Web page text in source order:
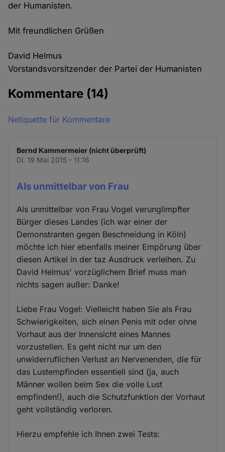
der Humanisten.
Mit freundlichen Grüßen
David Helmus
Vorstandsvorsitzender der Partei der Humanisten
Kommentare (14)
Netiquette für Kommentare
Bernd Kammermeier (nicht überprüft)
Di. 19 Mai 2015 - 11:16
Als unmittelbar von Frau
Als unmittelbar von Frau Vogel verunglimpfter
Bürger dieses Landes (ich war einer der
Demonstranten gegen Beschneidung in Köln)
möchte ich hier ebenfalls meiner Empörung über
diesen Artikel in der taz Ausdruck verleihen. Zu
David Helmus' vorzüglichem Brief muss man
nichts sagen außer: Danke!
Liebe Frau Vogel: Vielleicht haben Sie als Frau
Schwierigkeiten, sich einen Penis mit oder ohne
Vorhaut aus der Innensicht eines Mannes
vorzustellen. Es geht nicht nur um den
unwiderruflichen Verlust an Nervenenden, die für
das Lustempfinden essentiell sind (ja, auch
Männer wollen beim Sex die volle Lust
empfinden!), auch die Schutzfunktion der Vorhaut
geht vollständig verloren.
Hierzu empfehle ich Ihnen zwei Tests: